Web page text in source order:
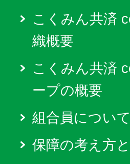
こくみん共済
織概要
こくみん共済
ープの概要
組合員について
保障の考え方